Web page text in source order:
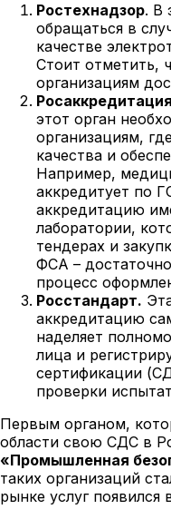
Ростехнадзор. В
обращаться в
качестве
Стоит отметить,
организациям
этот орган
организациям,
качества и
Например,
аккредитует по
аккредитацию
лаборатории,
тендерах и
ФСА –
процесс
Росстандарт.
аккредитацию
наделяет
лица и
сертификации
проверки
Первым органом,
области свою СДС в
«Промышленная
таких организаций
рынке услуг появился